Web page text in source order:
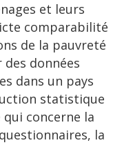
et leurs
comparabilité
de la pauvreté
données
dans un pays
statistique
concerne la
la